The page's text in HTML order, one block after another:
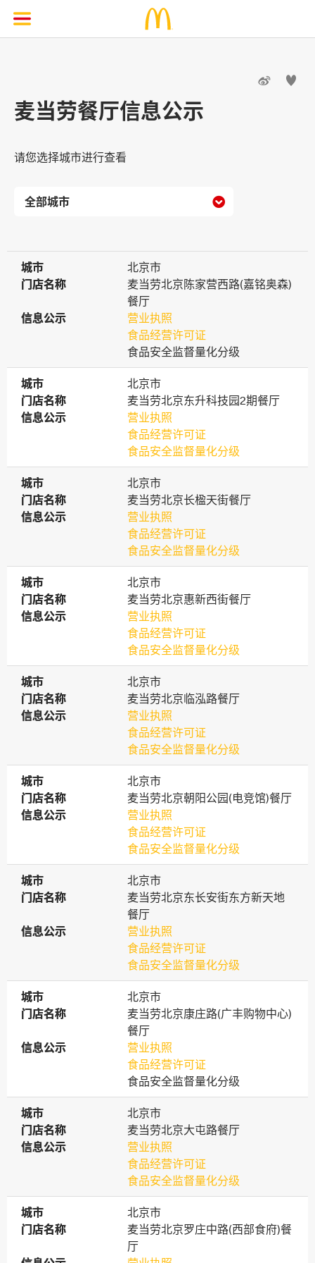
 
麦当劳餐厅信息公示
请您选择城市进行查看

城市
城市
北京市
门店名称
门店名称
麦当劳北京陈家营西路(嘉铭奥森)
餐厅
信息公示
信息公示
营业执照
食品经营许可证
食品安全监督量化分级
城市
城市
北京市
门店名称
门店名称
麦当劳北京东升科技园2期餐厅
信息公示
信息公示
营业执照
食品经营许可证
食品安全监督量化分级
城市
城市
北京市
门店名称
门店名称
麦当劳北京长楹天街餐厅
信息公示
信息公示
营业执照
食品经营许可证
食品安全监督量化分级
城市
城市
北京市
门店名称
门店名称
麦当劳北京惠新西街餐厅
信息公示
信息公示
营业执照
食品经营许可证
食品安全监督量化分级
城市
城市
北京市
门店名称
门店名称
麦当劳北京临泓路餐厅
信息公示
信息公示
营业执照
食品经营许可证
食品安全监督量化分级
城市
城市
北京市
门店名称
门店名称
麦当劳北京朝阳公园(电竞馆)餐厅
信息公示
信息公示
营业执照
食品经营许可证
食品安全监督量化分级
城市
城市
北京市
门店名称
门店名称
麦当劳北京东长安街东方新天地
餐厅
信息公示
信息公示
营业执照
食品经营许可证
食品安全监督量化分级
城市
城市
北京市
门店名称
门店名称
麦当劳北京康庄路(广丰购物中心)
餐厅
信息公示
信息公示
营业执照
食品经营许可证
食品安全监督量化分级
城市
城市
北京市
门店名称
门店名称
麦当劳北京大屯路餐厅
信息公示
信息公示
营业执照
食品经营许可证
食品安全监督量化分级
城市
城市
北京市
门店名称
门店名称
麦当劳北京罗庄中路(西部食府)餐
厅